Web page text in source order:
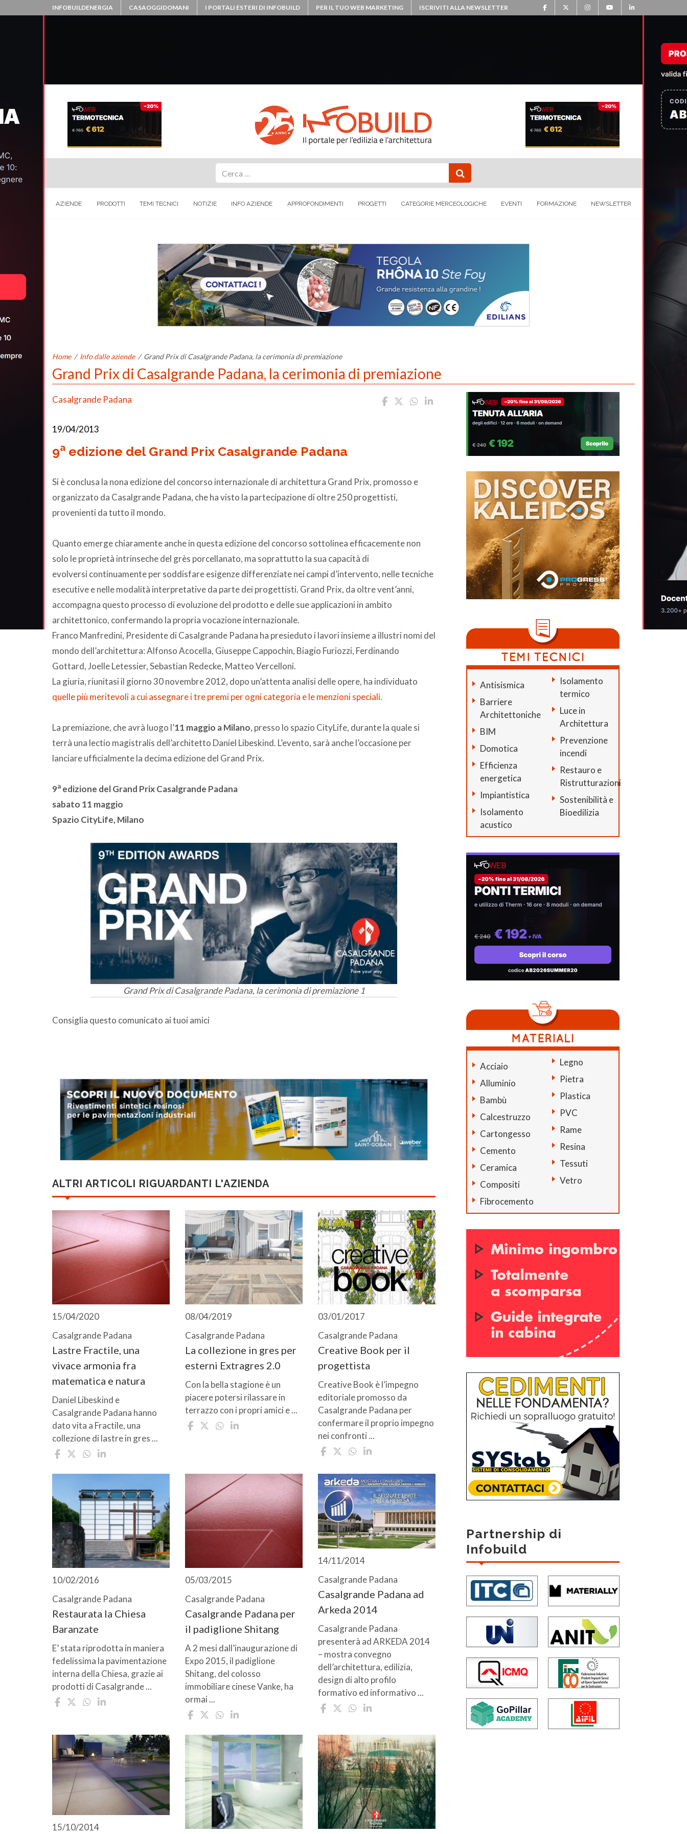
INFOBUILDENERGIA CASAOGGIDOMANI I PORTALI ESTERI DI INFOBUILD PER IL TUO WEB MARKETING ISCRIVITI ALLA NEWSLETTER
AZIENDE PRODOTTI TEMI TECNICI NOTIZIE INFO AZIENDE APPROFONDIMENTI PROGETTI CATEGORIE MERCEOLOGICHE EVENTI FORMAZIONE NEWSLETTER
Home / Info dalle aziende / Grand Prix di Casalgrande Padana, la cerimonia di premiazione
Grand Prix di Casalgrande Padana, la cerimonia di premiazione
Casalgrande Padana
19/04/2013
9a edizione del Grand Prix Casalgrande Padana
Si è conclusa la nona edizione del concorso internazionale di architettura Grand Prix, promosso e
organizzato da Casalgrande Padana, che ha visto la partecipazione di oltre 250 progettisti,
provenienti da tutto il mondo.
Quanto emerge chiaramente anche in questa edizione del concorso sottolinea efficacemente non
solo le proprietà intrinseche del grès porcellanato, ma soprattutto la sua capacità di
evolversi continuamente per soddisfare esigenze differenziate nei campi d’intervento, nelle tecniche
esecutive e nelle modalità interpretative da parte dei progettisti. Grand Prix, da oltre vent’anni,
accompagna questo processo di evoluzione del prodotto e delle sue applicazioni in ambito
architettonico, confermando la propria vocazione internazionale.
Franco Manfredini, Presidente di Casalgrande Padana ha presieduto i lavori insieme a illustri nomi del
mondo dell’architettura: Alfonso Acocella, Giuseppe Cappochin, Biagio Furiozzi, Ferdinando
Gottard, Joelle Letessier, Sebastian Redecke, Matteo Vercelloni.
La giuria, riunitasi il giorno 30 novembre 2012, dopo un’attenta analisi delle opere, ha individuato
quelle più meritevoli a cui assegnare i tre premi per ogni categoria e le menzioni speciali.
La premiazione, che avrà luogo l’11 maggio a Milano, presso lo spazio CityLife, durante la quale si
terrà una lectio magistralis dell’architetto Daniel Libeskind. L’evento, sarà anche l’occasione per
lanciare ufficialmente la decima edizione del Grand Prix.
9a edizione del Grand Prix Casalgrande Padana
sabato 11 maggio
Spazio CityLife, Milano
Grand Prix di Casalgrande Padana, la cerimonia di premiazione 1
Consiglia questo comunicato ai tuoi amici
ALTRI ARTICOLI RIGUARDANTI L'AZIENDA
15/04/2020
Casalgrande Padana
Lastre Fractile, una
vivace armonia fra
matematica e natura
Daniel Libeskind e
Casalgrande Padana hanno
dato vita a Fractile, una
collezione di lastre in gres ...
08/04/2019
Casalgrande Padana
La collezione in gres per
esterni Extragres 2.0
Con la bella stagione è un
piacere potersi rilassare in
terrazzo con i propri amici e ...
03/01/2017
Casalgrande Padana
Creative Book per il
progettista
Creative Book è l’impegno
editoriale promosso da
Casalgrande Padana per
confermare il proprio impegno
nei confronti ...
10/02/2016
Casalgrande Padana
Restaurata la Chiesa
Baranzate
E’ stata riprodotta in maniera
fedelissima la pavimentazione
interna della Chiesa, grazie ai
prodotti di Casalgrande ...
05/03/2015
Casalgrande Padana
Casalgrande Padana per
il padiglione Shitang
A 2 mesi dall’inaugurazione di
Expo 2015, il padiglione
Shitang, del colosso
immobiliare cinese Vanke, ha
ormai ...
14/11/2014
Casalgrande Padana
Casalgrande Padana ad
Arkeda 2014
Casalgrande Padana
presenterà ad ARKEDA 2014
– mostra convegno
dell’architettura, edilizia,
design di alto profilo
formativo ed informativo ...
15/10/2014
Antisismica
Barriere
Architettoniche
BIM
Domotica
Efficienza
energetica
Impiantistica
Isolamento
acustico
Isolamento
termico
Luce in
Architettura
Prevenzione
incendi
Restauro e
Ristrutturazioni
Sostenibilità e
Bioedilizia
Acciaio
Alluminio
Bambù
Calcestruzzo
Cartongesso
Cemento
Ceramica
Compositi
Fibrocemento
Legno
Pietra
Plastica
PVC
Rame
Resina
Tessuti
Vetro
Partnership di
Infobuild